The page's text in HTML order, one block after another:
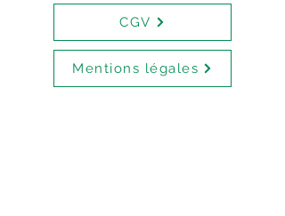
CGV
Mentions légales